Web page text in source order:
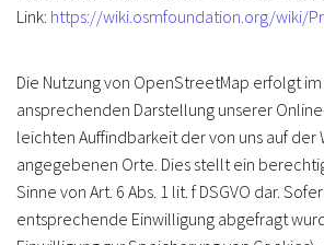
Link: https://wiki.osmfoundation.org/wiki/
Die Nutzung von OpenStreetMap erfolgt
ansprechenden Darstellung unserer
leichten Auffindbarkeit der von uns auf der
angegebenen Orte. Dies stellt ein
Sinne von Art. 6 Abs. 1 lit. f DSGVO dar.
entsprechende Einwilligung abgefragt